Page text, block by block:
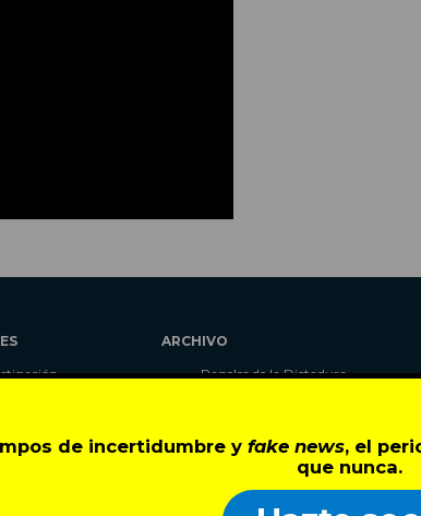
de incertidumbre yfake news, el
que nunca.
ARCHIVO
Papeles de la Dictadura
Autores
CIPER Académico
LaBot Constituyente